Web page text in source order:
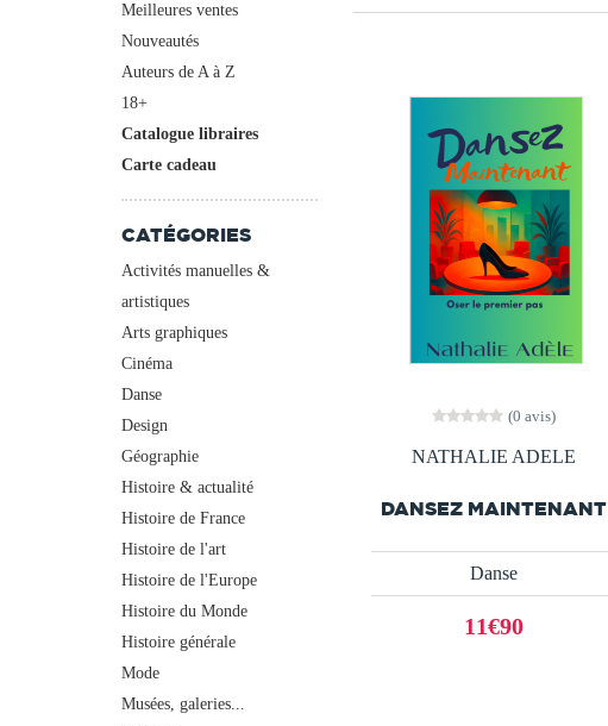
Meilleures ventes
Nouveautés
Auteurs de A à Z
18+
Catalogue libraires
Carte cadeau
CATÉGORIES
Activités manuelles &
artistiques
Arts graphiques
Cinéma
Danse
Design
Géographie
Histoire & actualité
Histoire de France
Histoire de l'art
Histoire de l'Europe
Histoire du Monde
Histoire générale
Mode
Musées, galeries...
(0 avis)
NATHALIE ADELE
DANSEZ MAINTENANT
Danse
11€90